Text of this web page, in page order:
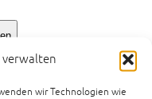
verwalten
wir Technologien wie
F“